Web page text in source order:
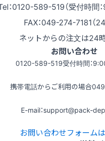
：0120-589-519（受付時間
FAX：049-274-7181（
ネットからの注文は24
お問い合わせ
0120-589-519受付時間：
携帯電話からご利用の場合
E-mail：support@pack-
お問い合わせフォーム